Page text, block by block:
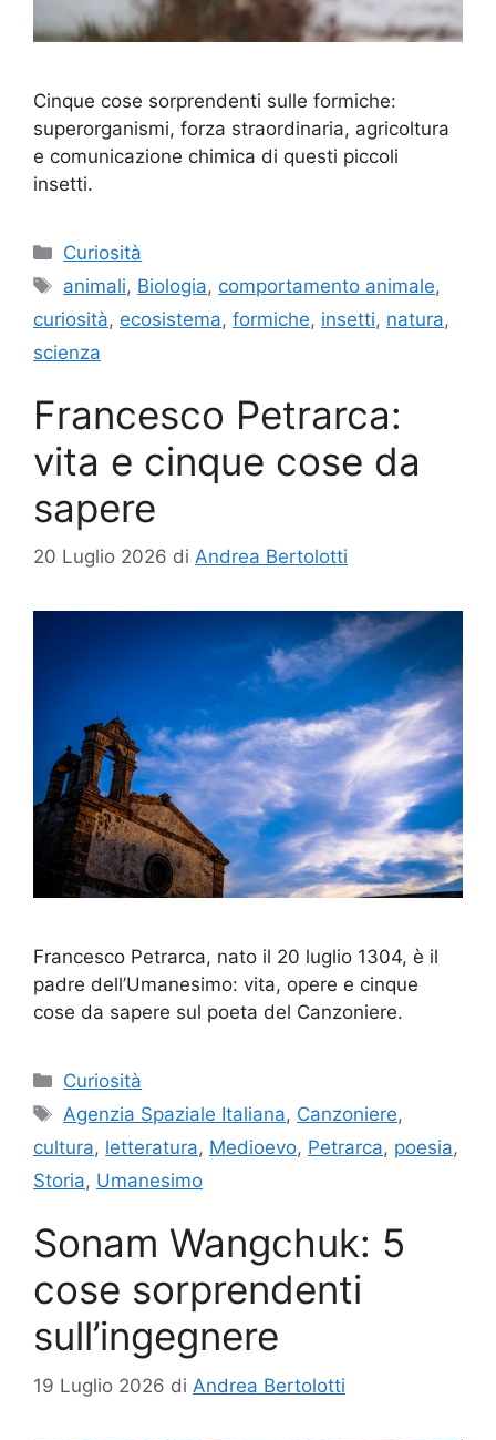
Cinque cose sorprendenti sulle formiche:
superorganismi, forza straordinaria, agricoltura
e comunicazione chimica di questi piccoli
insetti.
Categorie
Curiosità
Tag
animali, Biologia, comportamento animale,
curiosità, ecosistema, formiche, insetti, natura,
scienza
Francesco Petrarca:
vita e cinque cose da
sapere
20 Luglio 2026 di Andrea Bertolotti
Francesco Petrarca, nato il 20 luglio 1304, è il
padre dell’Umanesimo: vita, opere e cinque
cose da sapere sul poeta del Canzoniere.
Categorie
Curiosità
Tag
Agenzia Spaziale Italiana, Canzoniere,
cultura, letteratura, Medioevo, Petrarca, poesia,
Storia, Umanesimo
Sonam Wangchuk: 5
cose sorprendenti
sull’ingegnere
19 Luglio 2026 di Andrea Bertolotti